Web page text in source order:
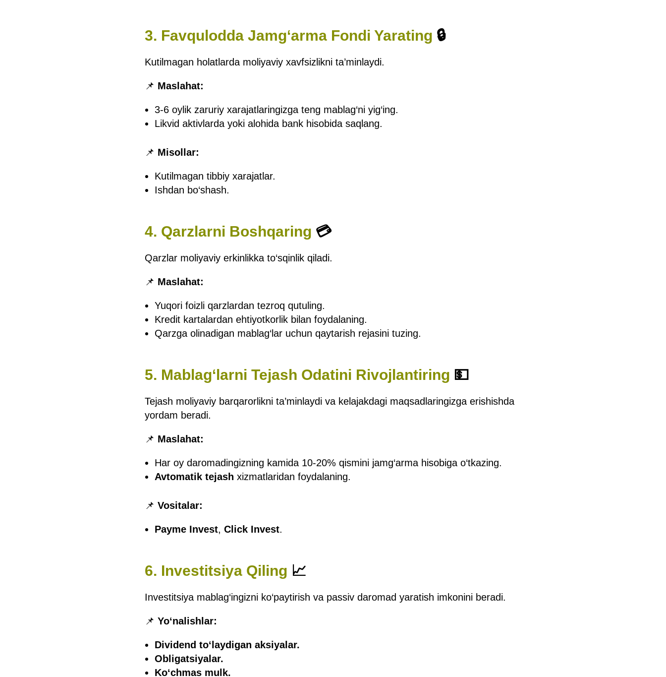
3. Favqulodda Jamg‘arma Fondi Yarating 🔒
Kutilmagan holatlarda moliyaviy xavfsizlikni ta’minlaydi.
📌 Maslahat:
3-6 oylik zaruriy xarajatlaringizga teng mablag‘ni yig‘ing.
Likvid aktivlarda yoki alohida bank hisobida saqlang.
📌 Misollar:
Kutilmagan tibbiy xarajatlar.
Ishdan bo‘shash.
4. Qarzlarni Boshqaring 💳
Qarzlar moliyaviy erkinlikka to‘sqinlik qiladi.
📌 Maslahat:
Yuqori foizli qarzlardan tezroq qutuling.
Kredit kartalardan ehtiyotkorlik bilan foydalaning.
Qarzga olinadigan mablag‘lar uchun qaytarish rejasini tuzing.
5. Mablag‘larni Tejash Odatini Rivojlantiring 💵
Tejash moliyaviy barqarorlikni ta’minlaydi va kelajakdagi maqsadlaringizga erishishda
yordam beradi.
📌 Maslahat:
Har oy daromadingizning kamida 10-20% qismini jamg‘arma hisobiga o‘tkazing.
Avtomatik tejash xizmatlaridan foydalaning.
📌 Vositalar:
Payme Invest, Click Invest.
6. Investitsiya Qiling 📈
Investitsiya mablag‘ingizni ko‘paytirish va passiv daromad yaratish imkonini beradi.
📌 Yo‘nalishlar:
Dividend to‘laydigan aksiyalar.
Obligatsiyalar.
Ko‘chmas mulk.